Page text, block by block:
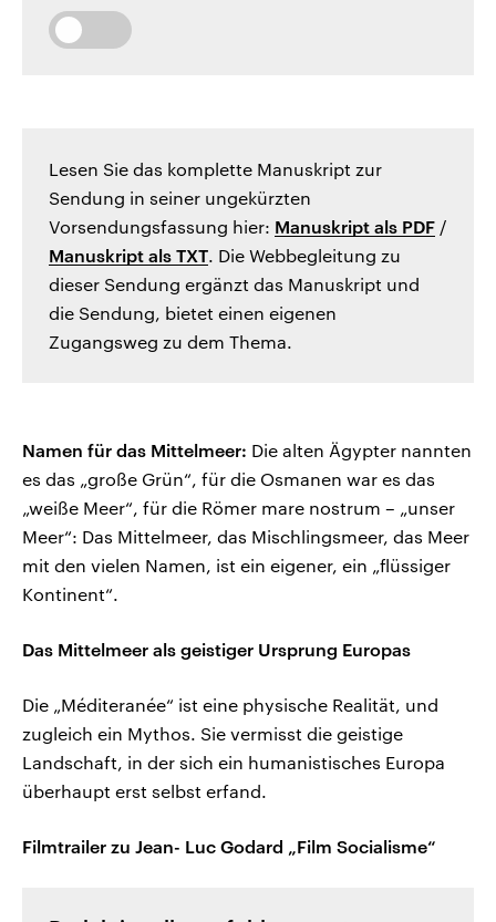
Lesen Sie das komplette Manuskript zur
Sendung in seiner ungekürzten
Vorsendungsfassung hier: Manuskript als PDF /
Manuskript als TXT. Die Webbegleitung zu
dieser Sendung ergänzt das Manuskript und
die Sendung, bietet einen eigenen
Zugangsweg zu dem Thema.
Namen für das Mittelmeer: Die alten Ägypter nannten
es das „große Grün“, für die Osmanen war es das
„weiße Meer“, für die Römer mare nostrum – „unser
Meer“: Das Mittelmeer, das Mischlingsmeer, das Meer
mit den vielen Namen, ist ein eigener, ein „flüssiger
Kontinent“.
Das Mittelmeer als geistiger Ursprung Europas
Die „Méditeranée“ ist eine physische Realität, und
zugleich ein Mythos. Sie vermisst die geistige
Landschaft, in der sich ein humanistisches Europa
überhaupt erst selbst erfand.
Filmtrailer zu Jean- Luc Godard „Film Socialisme“